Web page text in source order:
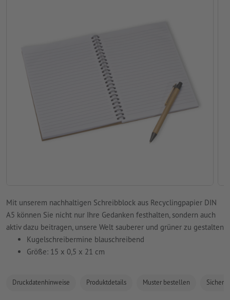
Mit unserem nachhaltigen Schreibblock aus Recyclingpapier DIN
A5 können Sie nicht nur Ihre Gedanken festhalten, sondern auch
aktiv dazu beitragen, unsere Welt sauberer und grüner zu gestalten
Kugelschreibermine blauschreibend
Größe: 15 x 0,5 x 21 cm
Druckdatenhinweise Produktdetails Muster bestellen